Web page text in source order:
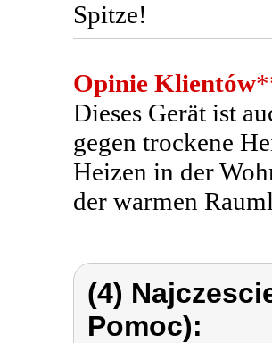
Spitze!
Opinie Klientów
Dieses Gerät ist
gegen trockene
Heizen in der
der warmen
(4)
Pomoc):